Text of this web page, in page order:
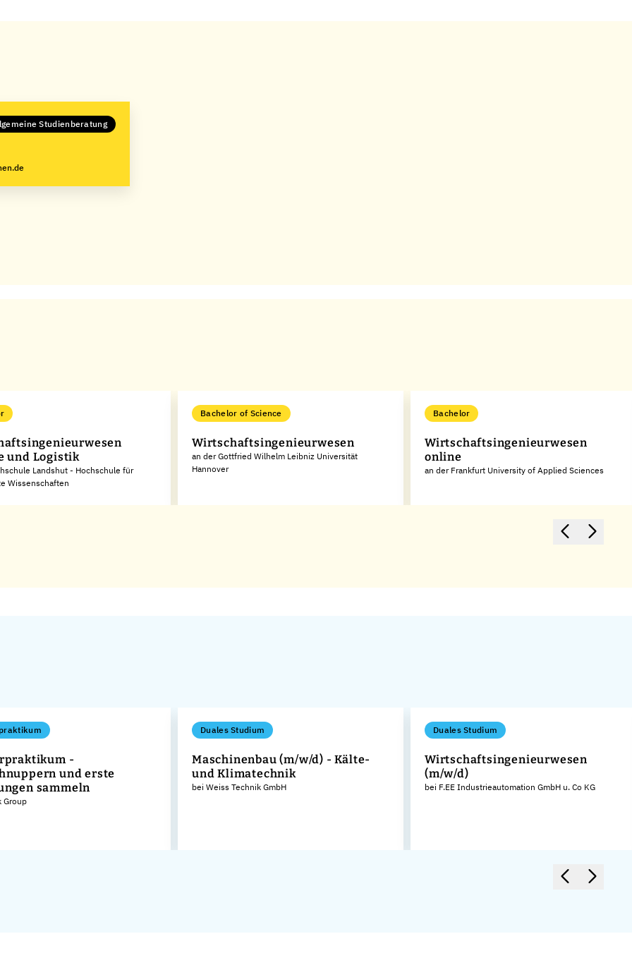
Studienberatung
und Logistik
Landshut - Hochschule für
Wissenschaften
Bachelor of Science
Wirtschaftsingenieurwesen
an der Gottfried Wilhelm Leibniz Universität
Hannover
Bachelor
Wirtschaftsingenieurwesen
online
an der Frankfurt University of Applied Sciences
-
und erste
sammeln
Group
Duales Studium
Maschinenbau (m/w/d) - Kälte-
und Klimatechnik
bei Weiss Technik GmbH
Duales Studium
Wirtschaftsingenieurwesen
(m/w/d)
bei F.EE Industrieautomation GmbH u. Co KG